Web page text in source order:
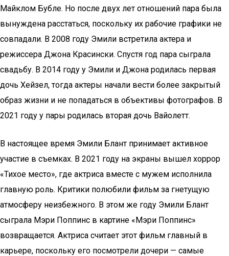
Майклом Бубле. Но после двух лет отношений пара была
вынуждена расстаться, поскольку их рабочие графики не
совпадали. В 2008 году Эмили встретила актера и
режиссера Джона Красински. Спустя год пара сыграла
свадьбу. В 2014 году у Эмили и Джона родилась первая
дочь Хейзел, тогда актеры начали вести более закрытый
образ жизни и не попадаться в объективы фотографов. В
2021 году у пары родилась вторая дочь Вайолетт.
В настоящее время Эмили Блант принимает активное
участие в съемках. В 2021 году на экраны вышел хоррор
«Тихое место», где актриса вместе с мужем исполнила
главную роль. Критики полюбили фильм за гнетущую
атмосферу неизбежного. В этом же году Эмили Блант
сыграла Мэри Поппинс в картине «Мэри Поппинс»
возвращается. Актриса считает этот фильм главный в
карьере, поскольку его посмотрели дочери — самые